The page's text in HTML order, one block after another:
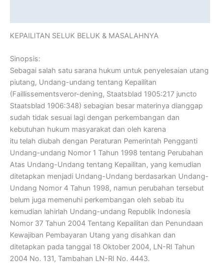
KEPAILITAN SELUK BELUK & MASALAHNYA
Sinopsis:
Sebagai salah satu sarana hukum untuk penyelesaian utang
piutang, Undang-undang tentang Kepailitan
(Faillissementsveror-dening, Staatsblad 1905:217 juncto
Staatsblad 1906:348) sebagian besar materinya dianggap
sudah tidak sesuai lagi dengan perkembangan dan
kebutuhan hukum masyarakat dan oleh karena
itu telah diubah dengan Peraturan Pemerintah Pengganti
Undang-undang Nomor 1 Tahun 1998 tentang Perubahan
Atas Undang-Undang tentang Kepailitan, yang kemudian
ditetapkan menjadi Undang-Undang berdasarkan Undang-
Undang Nomor 4 Tahun 1998, namun perubahan tersebut
belum juga memenuhi perkembangan oleh sebab itu
kemudian lahirlah Undang-undang Republik Indonesia
Nomor 37 Tahun 2004 Tentang Kepailitan dan Penundaan
Kewajiban Pembayaran Utang yang disahkan dan
ditetapkan pada tanggal 18 Oktober 2004, LN-RI Tahun
2004 No. 131, Tambahan LN-RI No. 4443.